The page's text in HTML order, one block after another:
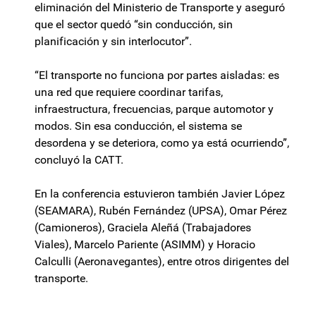
eliminación del Ministerio de Transporte y aseguró
que el sector quedó “sin conducción, sin
planificación y sin interlocutor”.
“El transporte no funciona por partes aisladas: es
una red que requiere coordinar tarifas,
infraestructura, frecuencias, parque automotor y
modos. Sin esa conducción, el sistema se
desordena y se deteriora, como ya está ocurriendo”,
concluyó la CATT.
En la conferencia estuvieron también Javier López
(SEAMARA), Rubén Fernández (UPSA), Omar Pérez
(Camioneros), Graciela Aleñá (Trabajadores
Viales), Marcelo Pariente (ASIMM) y Horacio
Calculli (Aeronavegantes), entre otros dirigentes del
transporte.